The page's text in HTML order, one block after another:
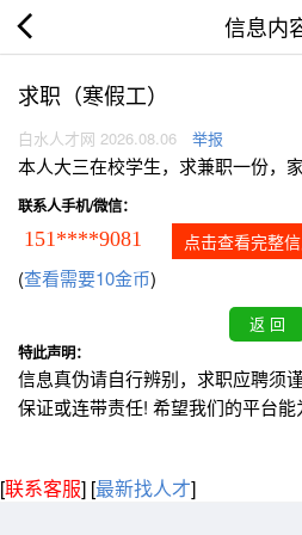
信息内
求职（寒假工）
白水人才网 2026.08.06 举报
本人大三在校学生，求兼职一份，
联系人手机/微信：
151****9081 点击查看完整
(查看需要10金币)
特此声明：
信息真伪请自行辨别，求职应聘须
保证或连带责任! 希望我们的平台能
[联系客服] [最新找人才]